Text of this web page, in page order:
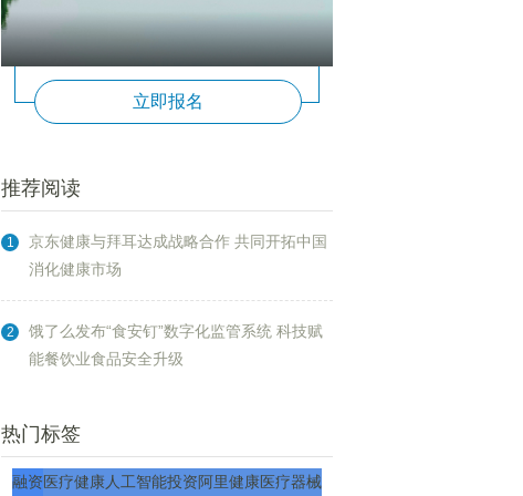
立即报名
推荐阅读
1
京东健康与拜耳达成战略合作 共同开拓中国
消化健康市场
2
饿了么发布“食安钉”数字化监管系统 科技赋
能餐饮业食品安全升级
热门标签
融资医疗健康人工智能投资阿里健康医疗器械